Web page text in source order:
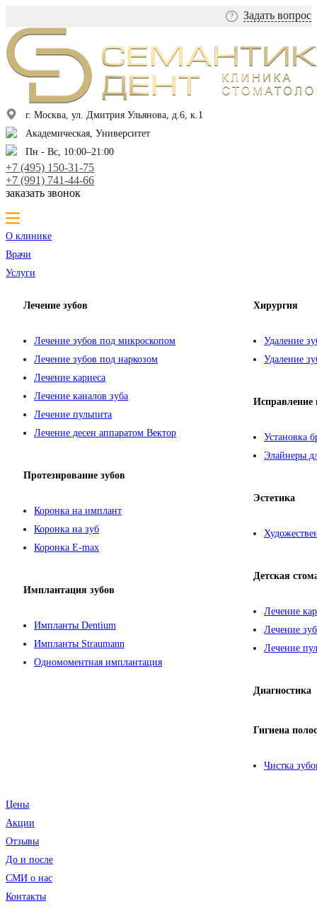
? Задать вопрос
г. Москва, ул. Дмитрия Ульянова, д.6, к.1
Академическая, Университет
Пн - Вс, 10:00–21:00
+7 (495) 150-31-75
+7 (991) 741-44-66
заказать звонок
О клинике
Врачи
Услуги
Лечение зубов
Лечение зубов под микроскопом
Лечение зубов под наркозом
Лечение кариеса
Лечение каналов зуба
Лечение пульпита
Лечение десен аппаратом Вектор
Протезирование зубов
Коронка на имплант
Коронка на зуб
Коронка E-max
Имплантация зубов
Импланты Dentium
Импланты Straumann
Одномоментная имплантация
Хирургия
Удаление
Удаление
Исправление
Установка
Элайнеры
Эстетика
Детская
Лечение
Лечение
Лечение
Диагностика
Гигиена
Чистка
Цены
Акции
Отзывы
До и после
CМИ о нас
Контакты